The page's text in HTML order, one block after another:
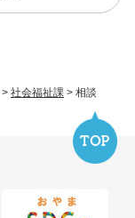
> 社会福祉課 > 相談